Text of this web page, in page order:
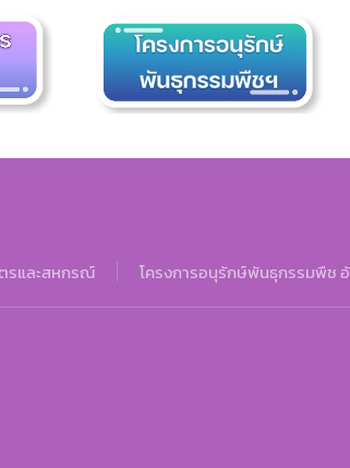
รและสหกรณ์ โครงการอนุรักษ์พันธุกรรมพืช